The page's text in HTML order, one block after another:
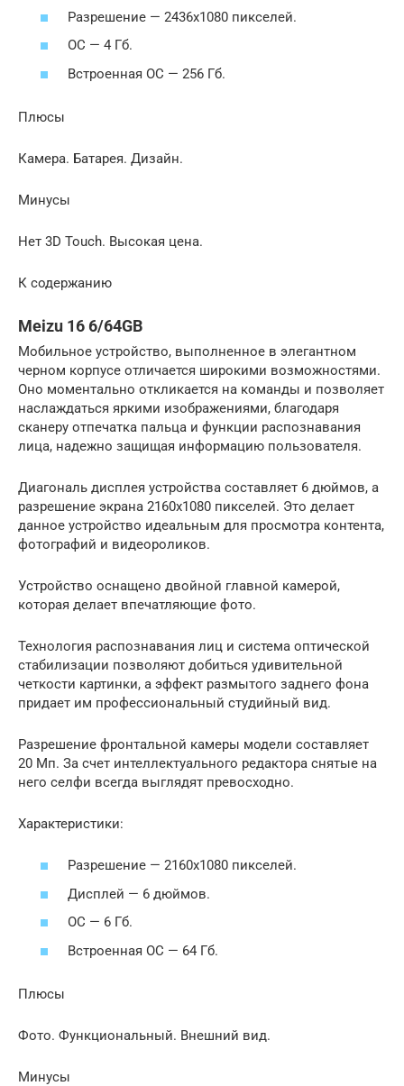
Разрешение — 2436х1080 пикселей.
ОС — 4 Гб.
Встроенная ОС — 256 Гб.
Плюсы
Камера. Батарея. Дизайн.
Минусы
Нет 3D Touch. Высокая цена.
К содержанию
Meizu 16 6/64GB
Мобильное устройство, выполненное в элегантном
черном корпусе отличается широкими возможностями.
Оно моментально откликается на команды и позволяет
наслаждаться яркими изображениями, благодаря
сканеру отпечатка пальца и функции распознавания
лица, надежно защищая информацию пользователя.
Диагональ дисплея устройства составляет 6 дюймов, а
разрешение экрана 2160х1080 пикселей. Это делает
данное устройство идеальным для просмотра контента,
фотографий и видеороликов.
Устройство оснащено двойной главной камерой,
которая делает впечатляющие фото.
Технология распознавания лиц и система оптической
стабилизации позволяют добиться удивительной
четкости картинки, а эффект размытого заднего фона
придает им профессиональный студийный вид.
Разрешение фронтальной камеры модели составляет
20 Мп. За счет интеллектуального редактора снятые на
него селфи всегда выглядят превосходно.
Характеристики:
Разрешение — 2160х1080 пикселей.
Дисплей — 6 дюймов.
ОС — 6 Гб.
Встроенная ОС — 64 Гб.
Плюсы
Фото. Функциональный. Внешний вид.
Минусы